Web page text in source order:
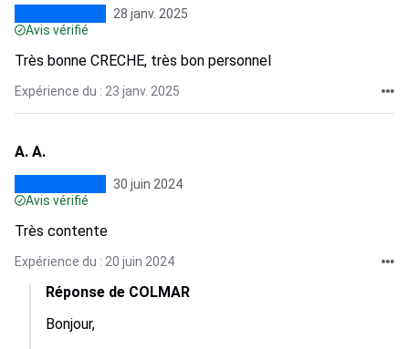
28 janv. 2025
Avis vérifié
Très bonne CRECHE, très bon personnel
Expérience du : 23 janv. 2025
A. A.
30 juin 2024
Avis vérifié
Très contente
Expérience du : 20 juin 2024
Réponse de COLMAR
Bonjour,